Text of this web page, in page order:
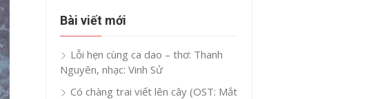
Bài viết mới
Lỗi hẹn cùng ca dao – thơ: Thanh
Nguyên, nhạc: Vinh Sử
Có chàng trai viết lên cây (OST: Mắt